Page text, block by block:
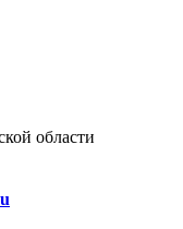
области